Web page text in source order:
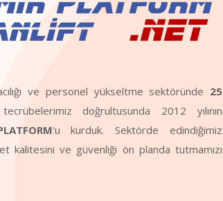
ve personel yükseltme sektöründe 25
doğrultusunda 2012 yılının
'u kurduk. Sektörde edindiğimiz
kalitesini ve güvenliği ön planda tutmamızı